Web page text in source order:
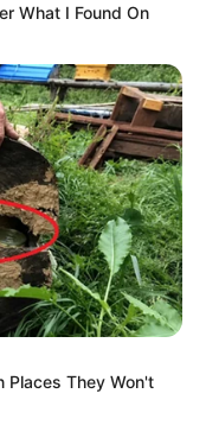
What I Found On
Places They Won't